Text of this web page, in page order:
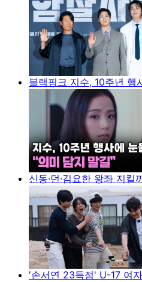
블랙핑크 지수, 10주년 행
신동·던·김요한 왕좌 지
'손서연 23득점' U-17 여